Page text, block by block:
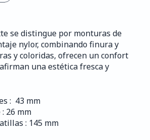
se distingue por monturas de
nylor, combinando finura y
y coloridas, ofrecen un confort
una estética fresca y
:  43 mm
26 mm
: 145 mm